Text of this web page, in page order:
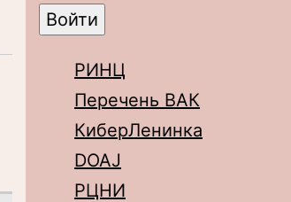
РИНЦ
Перечень ВАК
КиберЛенинка
DOAJ
РЦНИ